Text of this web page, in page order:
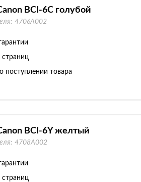
BCI-6C голубой
4706A002
страниц
поступлении товара
BCI-6Y желтый
4708A002
страниц